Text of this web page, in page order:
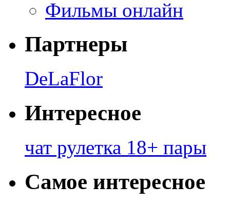
Фильмы онлайн
Партнеры
DeLaFlor
Интересное
чат рулетка 18+ пары
Самое интересное